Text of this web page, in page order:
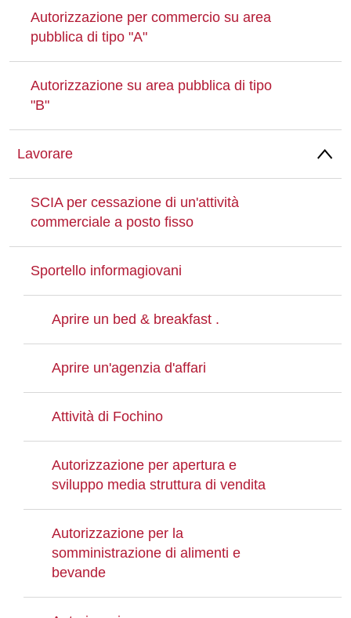
Autorizzazione per commercio su area
pubblica di tipo "A"
Autorizzazione su area pubblica di tipo
"B"
Lavorare
SCIA per cessazione di un'attività
commerciale a posto fisso
Sportello informagiovani
Aprire un bed & breakfast .
Aprire un'agenzia d'affari
Attività di Fochino
Autorizzazione per apertura e
sviluppo media struttura di vendita
Autorizzazione per la
somministrazione di alimenti e
bevande